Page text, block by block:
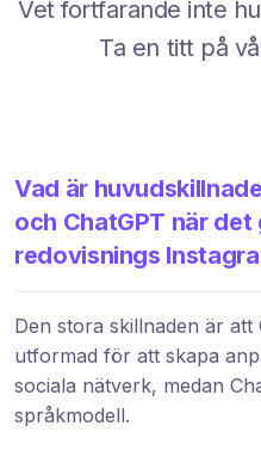
Vet fortfarande inte
Ta en titt på
Vad är
och ChatGPT när
redovisnings
Den stora skillnaden är
utformad för att skapa
sociala nätverk, medan
språkmodell.